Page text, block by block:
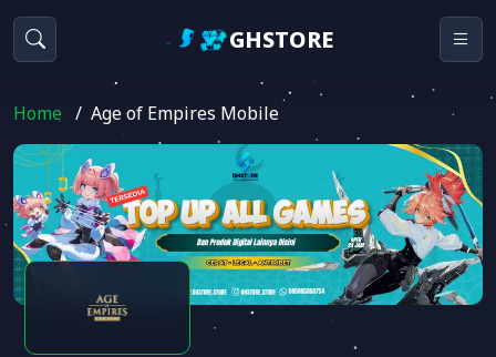
GHSTORE
Home / Age of Empires Mobile